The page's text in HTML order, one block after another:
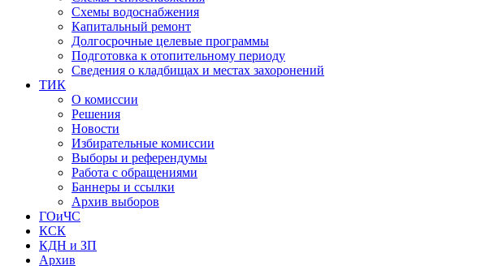
Схемы водоснабжения
Капитальный ремонт
Долгосрочные целевые программы
Подготовка к отопительному периоду
Сведения о кладбищах и местах захоронений
ТИК
О комиссии
Решения
Новости
Избирательные комиссии
Выборы и референдумы
Работа с обращениями
Баннеры и ссылки
Архив выборов
ГОиЧС
КСК
КДН и ЗП
Архив